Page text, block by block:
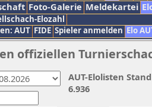
Foto-Galerie Meldekartei
Elozahl
AUT FIDE Spieler anmelden Elo
offiziellen
AUT-Elolisten
6.936